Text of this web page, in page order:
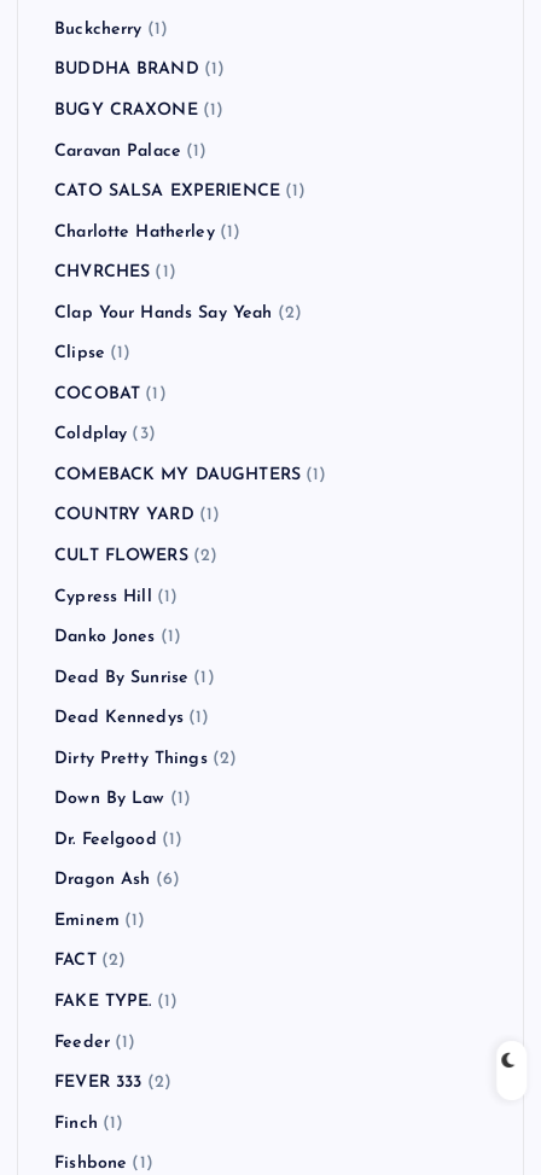
Buckcherry (1)
BUDDHA BRAND (1)
BUGY CRAXONE(1)
Caravan Palace (1)
CATO SALSA EXPERIENCE (1)
Charlotte Hatherley(1)
CHVRCHES (1)
Clap Your Hands Say Yeah (2)
Clipse (1)
COCOBAT (1)
Coldplay (3)
COMEBACK MY DAUGHTERS (1)
COUNTRY YARD (1)
CULT FLOWERS(2)
Cypress Hill (1)
Danko Jones (1)
Dead By Sunrise (1)
Dead Kennedys(1)
Dirty Pretty Things(2)
Down By Law (1)
Dr. Feelgood (1)
Dragon Ash (6)
Eminem (1)
FACT(2)
FAKE TYPE. (1)
Feeder(1)
FEVER 333 (2)
Finch (1)
Fishbone (1)